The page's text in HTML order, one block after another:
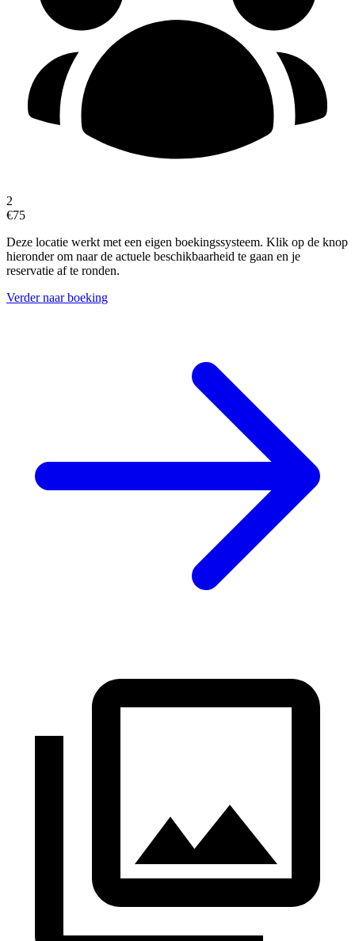
2
€75
Deze locatie werkt met een eigen boekingssysteem. Klik op de knop
hieronder om naar de actuele beschikbaarheid te gaan en je
reservatie af te ronden.
Verder naar boeking